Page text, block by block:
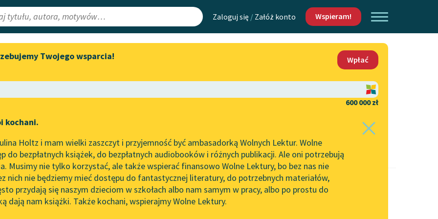
Zaloguj się / Załóż konto Wspieram!
Lektury
redakcyjne
Aktualności
Zapraszamy na spotkanie
literatury skandynawskiej
Wolne Lektury na 32.
Pol’and’Rock Festivalu
„Kochanek Lady Chatterley”
do słuchania na Wolnych
Lekturach
Nowy audiobook – „Marzenie
Mapa Wolnych Lektur
Leśmianator
API
OAI-PMH
Widget Wolnych Lektur
Kontakt
O projekcie
Zasady wykorzystania
Wolnych Lektur
Logotypy
Materiały promocyjne
Twojego wsparcia!
Wpłać
600 000 zł
kochani.
Holtz i mam wielki zaszczyt i przyjemność być ambasadorką Wolnych Lektur. Wolne
do bezpłatnych książek, do bezpłatnych audiobooków i różnych publikacji. Ale oni potrzebują
Musimy nie tylko korzystać, ale także wspierać finansowo Wolne Lektury, bo bez nas nie
nich nie będziemy mieć dostępu do fantastycznej literatury, do potrzebnych materiałów,
przydają się naszym dzieciom w szkołach albo nam samym w pracy, albo po prostu do
dają nam książki. Także kochani, wspierajmy Wolne Lektury.